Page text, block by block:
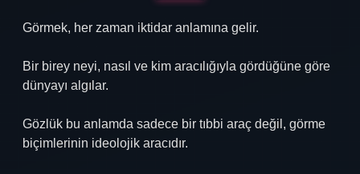
Görmek, her zaman iktidar anlamına gelir.
Bir birey neyi, nasıl ve kim aracılığıyla gördüğüne göre
dünyayı algılar.
Gözlük bu anlamda sadece bir tıbbi araç değil, görme
biçimlerinin ideolojik aracıdır.